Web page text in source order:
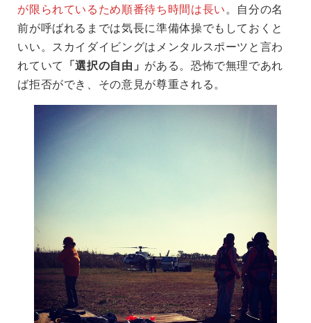
が限られているため順番待ち時間は長い 。自分の名
前が呼ばれるまでは気長に準備体操でもしておくと
いい。スカイダイビングはメンタルスポーツと言わ
れていて
「選択の自由」 がある。恐怖で無理であれ
ば拒否ができ、その意見が尊重される。